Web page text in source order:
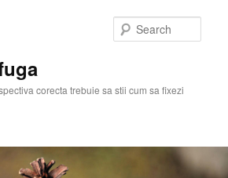
corecta trebuie sa stii cum sa fixezi